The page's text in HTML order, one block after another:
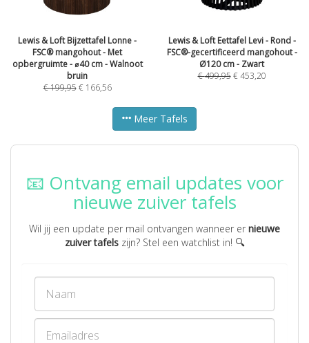
Lewis & Loft Bijzettafel Lonne -
FSC® mangohout - Met
opbergruimte - ⌀40 cm - Walnoot
bruin
€199,95 € 166,56
Lewis & Loft Eettafel Levi - Rond -
FSC®-gecertificeerd mangohout -
Ø120 cm - Zwart
€499,95 €453,20
Meer Tafels
📧 Ontvang email updates voor
nieuwe zuiver tafels
Wil jij een update per mail ontvangen wanneer er nieuwe
zuiver tafelszijn? Stel een watchlist in! 🔍